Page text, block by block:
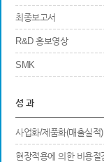
최종보고서
R&D 홍보영상
SMK
성 과
사업화/제품화(매출실적)
현장적용에 의한 비용절
저술
※ 연구개발결과로 국내
Total0건